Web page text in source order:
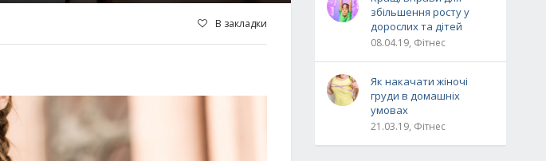
В закладки
збільшення росту у
дорослих та дітей
08.04.19, Фітнес
Як накачати жіночі
груди в домашніх
умовах
21.03.19, Фітнес